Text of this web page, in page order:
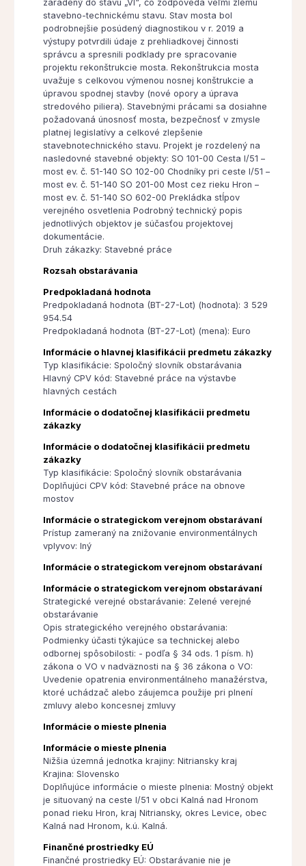
zaradený do stavu „VI“, čo zodpovedá veľmi zlému
stavebno-technickému stavu. Stav mosta bol
podrobnejšie posúdený diagnostikou v r. 2019 a
výstupy potvrdili údaje z prehliadkovej činnosti
správcu a spresnili podklady pre spracovanie
projektu rekonštrukcie mosta. Rekonštrukcia mosta
uvažuje s celkovou výmenou nosnej konštrukcie a
úpravou spodnej stavby (nové opory a úprava
stredového piliera). Stavebnými prácami sa dosiahne
požadovaná únosnosť mosta, bezpečnosť v zmysle
platnej legislatívy a celkové zlepšenie
stavebnotechnického stavu. Projekt je rozdelený na
nasledovné stavebné objekty: SO 101-00 Cesta I/51 –
most ev. č. 51-140 SO 102-00 Chodníky pri ceste I/51 –
most ev. č. 51-140 SO 201-00 Most cez rieku Hron –
most ev. č. 51-140 SO 602-00 Prekládka stĺpov
verejného osvetlenia Podrobný technický popis
jednotlivých objektov je súčasťou projektovej
dokumentácie.
Druh zákazky: Stavebné práce
Rozsah obstarávania
Predpokladaná hodnota
Predpokladaná hodnota (BT-27-Lot) (hodnota): 3 529
954.54
Predpokladaná hodnota (BT-27-Lot) (mena): Euro
Informácie o hlavnej klasifikácii predmetu zákazky
Typ klasifikácie: Spoločný slovník obstarávania
Hlavný CPV kód: Stavebné práce na výstavbe
hlavných cestách
Informácie o dodatočnej klasifikácii predmetu
zákazky
Informácie o dodatočnej klasifikácii predmetu
zákazky
Typ klasifikácie: Spoločný slovník obstarávania
Doplňujúci CPV kód: Stavebné práce na obnove
mostov
Informácie o strategickom verejnom obstarávaní
Prístup zameraný na znižovanie environmentálnych
vplyvov: Iný
Informácie o strategickom verejnom obstarávaní
Informácie o strategickom verejnom obstarávaní
Strategické verejné obstarávanie: Zelené verejné
obstarávanie
Opis strategického verejného obstarávania:
Podmienky účasti týkajúce sa technickej alebo
odbornej spôsobilosti: - podľa § 34 ods. 1 písm. h)
zákona o VO v nadväznosti na § 36 zákona o VO:
Uvedenie opatrenia environmentálneho manažérstva,
ktoré uchádzač alebo záujemca použije pri plnení
zmluvy alebo koncesnej zmluvy
Informácie o mieste plnenia
Informácie o mieste plnenia
Nižšia územná jednotka krajiny: Nitriansky kraj
Krajina: Slovensko
Doplňujúce informácie o mieste plnenia: Mostný objekt
je situovaný na ceste I/51 v obci Kalná nad Hronom
ponad rieku Hron, kraj Nitriansky, okres Levice, obec
Kalná nad Hronom, k.ú. Kalná.
Finančné prostriedky EÚ
Finančné prostriedky EÚ: Obstarávanie nie je